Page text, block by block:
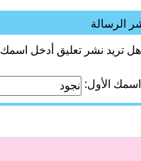
الرسالة
هل تريد نشر تعليق أدخل
اسمك الأول: